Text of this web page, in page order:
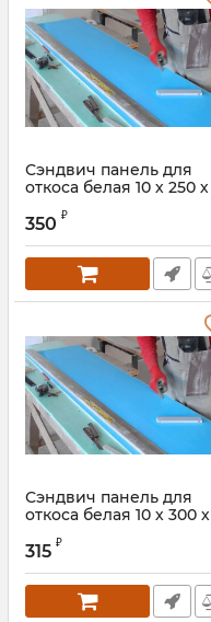
Сэндвич панель для
откоса белая 10 х 250 х
350 ₽
Сэндвич панель для
откоса белая 10 х 300 х
315 ₽